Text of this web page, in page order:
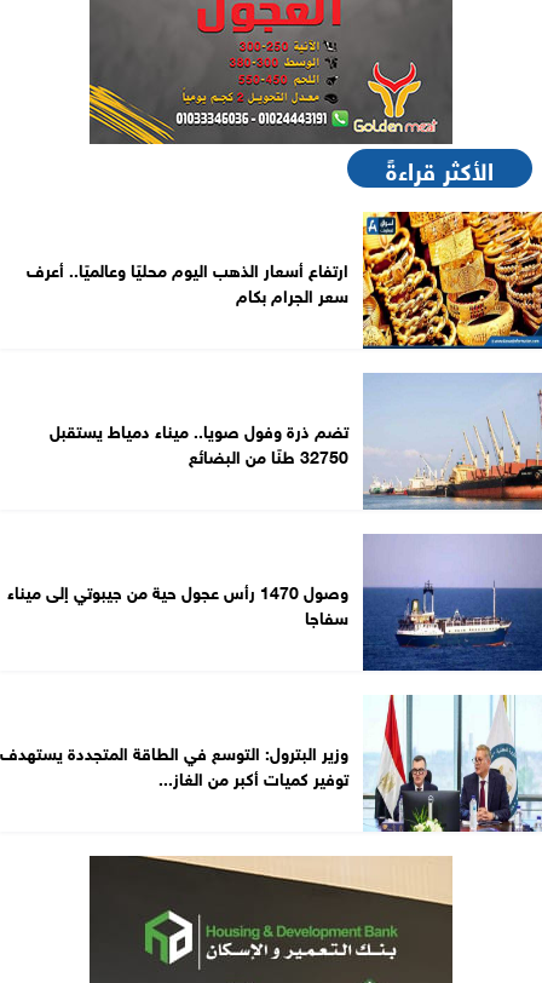
الأكثر قراءةً
ارتفاع أسعار الذهب اليوم محليًا وعالميًا.. أعرف
سعر الجرام بكام
تضم ذرة وفول صويا.. ميناء دمياط يستقبل
32750 طنًا من البضائع
وصول 1470 رأس عجول حية من جيبوتي إلى ميناء
سفاجا
وزير البترول: التوسع في الطاقة المتجددة يستهدف
توفير كميات أكبر من الغاز...